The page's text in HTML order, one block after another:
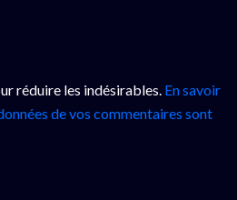
réduire les indésirables. En savoir
de vos commentaires sont